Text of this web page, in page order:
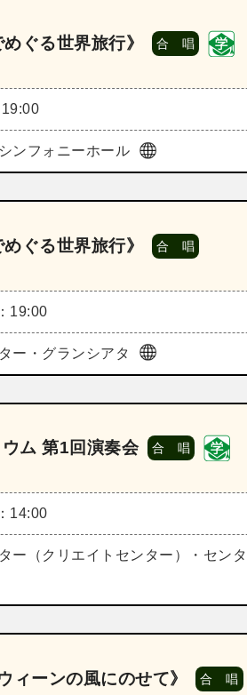
ぐる世界旅行》 合 唱
ンフォニーホール
ぐる世界旅行》 合 唱
19:00
ー・グランシアタ
ム 第1回演奏会 合 唱
14:00
ー（クリエイトセンター）・セン
ーンの風にのせて》 合 唱